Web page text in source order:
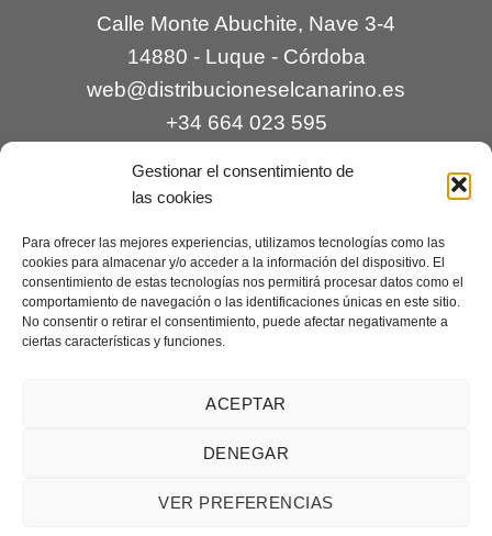
Gestionar el consentimiento de
las cookies
Para ofrecer las mejores experiencias, utilizamos tecnologías como las
cookies para almacenar y/o acceder a la información del dispositivo. El
consentimiento de estas tecnologías nos permitirá procesar datos como el
comportamiento de navegación o las identificaciones únicas en este sitio.
No consentir o retirar el consentimiento, puede afectar negativamente a
ciertas características y funciones.
ACEPTAR
DENEGAR
VER PREFERENCIAS
Calle Monte Abuchite, Nave 3-4
14880 - Luque - Córdoba
web@distribucioneselcanarino.es
+34 664 023 595
Contacto|Incidencias|Devoluciones |
Condiciones generales
Mantenimiento web a cargo deCreaciones Digitales – mantenimiento web
Política de privacidad |Condiciones generales de